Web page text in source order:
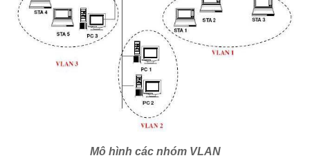
Mô hình các nhóm VLAN